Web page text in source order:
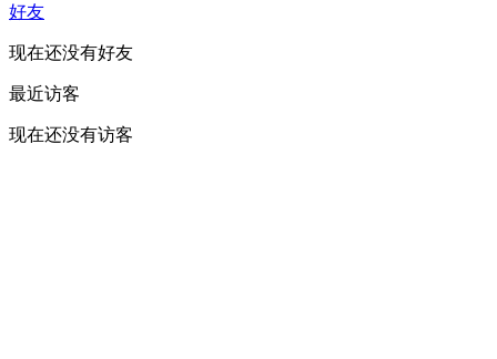
好友
现在还没有好友
最近访客
现在还没有访客